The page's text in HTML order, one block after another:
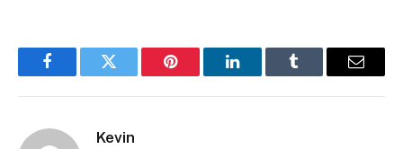
FacebookTwitter Pinterest LinkedInTumblr Email
Kevin